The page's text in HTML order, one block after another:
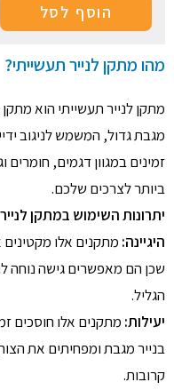
הוסף לסל
מהו מתקן לנייר תעשייתי?
מתקן לנייר תעשייתי הוא
מגבת גדול, המשמש לניגוב
זמינים במגוון דגמים,
ביותר לצרכים שלכם.
יתרונות השימוש במתקן
היגיינה: מתקנים אלו מקטינים
שכן הם מאפשרים גישה נוחה
הגליל.
יעילות: מתקנים אלו חוסכים
בנייר מגבת ומפחיתים את
קרובות.